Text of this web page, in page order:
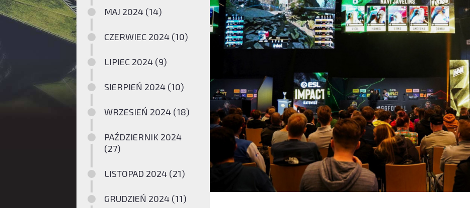
MAJ 2024 (14)
CZERWIEC 2024 (10)
LIPIEC 2024 (9)
SIERPIEŃ 2024 (10)
WRZESIEŃ 2024 (18)
PAŹDZIERNIK 2024
(27)
LISTOPAD 2024 (21)
GRUDZIEŃ 2024 (11)